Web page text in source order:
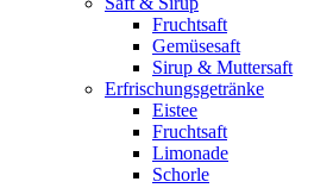
Fruchtsaft
Gemüsesaft
Sirup & Muttersaft
Erfrischungsgetränke
Eistee
Fruchtsaft
Limonade
Schorle